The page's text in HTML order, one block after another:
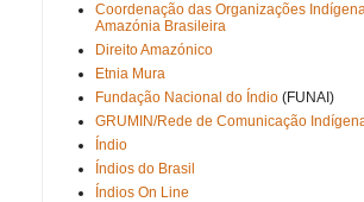
Coordenação das Organizações
Amazónia Brasileira
Direito Amazónico
Etnia Mura
Fundação Nacional do Índio (FUNAI)
GRUMIN/Rede de Comunicação
Índio
Índios do Brasil
Índios On Line